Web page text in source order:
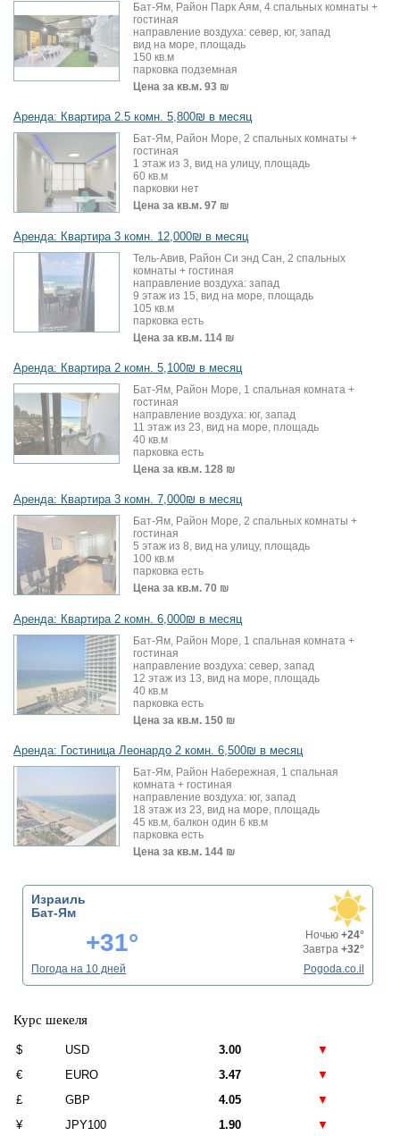
Бат-Ям, Район Парк Аям, 4 спальных комнаты +
гостиная
направление воздуха: север, юг, запад
вид на море, площадь
150 кв.м
парковка подземная
Цена за кв.м. 93 ₪
Аренда: Квартира 2.5 комн. 5,800₪ в месяц
Бат-Ям, Район Море, 2 спальных комнаты +
гостиная
1 этаж из 3, вид на улицу, площадь
60 кв.м
парковки нет
Цена за кв.м. 97 ₪
Аренда: Квартира 3 комн. 12,000₪ в месяц
Тель-Авив, Район Си энд Сан, 2 спальных
комнаты + гостиная
направление воздуха: запад
9 этаж из 15, вид на море, площадь
105 кв.м
парковка есть
Цена за кв.м. 114 ₪
Аренда: Квартира 2 комн. 5,100₪ в месяц
Бат-Ям, Район Море, 1 спальная комната +
гостиная
направление воздуха: юг, запад
11 этаж из 23, вид на море, площадь
40 кв.м
парковка есть
Цена за кв.м. 128 ₪
Аренда: Квартира 3 комн. 7,000₪ в месяц
Бат-Ям, Район Море, 2 спальных комнаты +
гостиная
5 этаж из 8, вид на улицу, площадь
100 кв.м
парковка есть
Цена за кв.м. 70 ₪
Аренда: Квартира 2 комн. 6,000₪ в месяц
Бат-Ям, Район Море, 1 спальная комната +
гостиная
направление воздуха: север, запад
12 этаж из 13, вид на море, площадь
40 кв.м
парковка есть
Цена за кв.м. 150 ₪
Аренда: Гостиница Леонардо 2 комн. 6,500₪ в месяц
Бат-Ям, Район Набережная, 1 спальная
комната + гостиная
направление воздуха: юг, запад
18 этаж из 23, вид на море, площадь
45 кв.м, балкон один 6 кв.м
парковка есть
Цена за кв.м. 144 ₪
Израиль
Бат-Ям
+31° Ночью +24°
Завтра +32°
Погода на 10 дней
Pogoda.co.il
Курс шекеля
$ USD 3.00
▼
€
EURO 3.47
▼
£
GBP 4.05
▼
¥
JPY100 1.90 ▼